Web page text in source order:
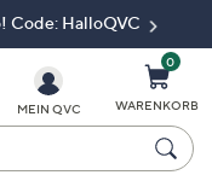
Code: HalloQVC
MEIN QVC
0
WARENKORB